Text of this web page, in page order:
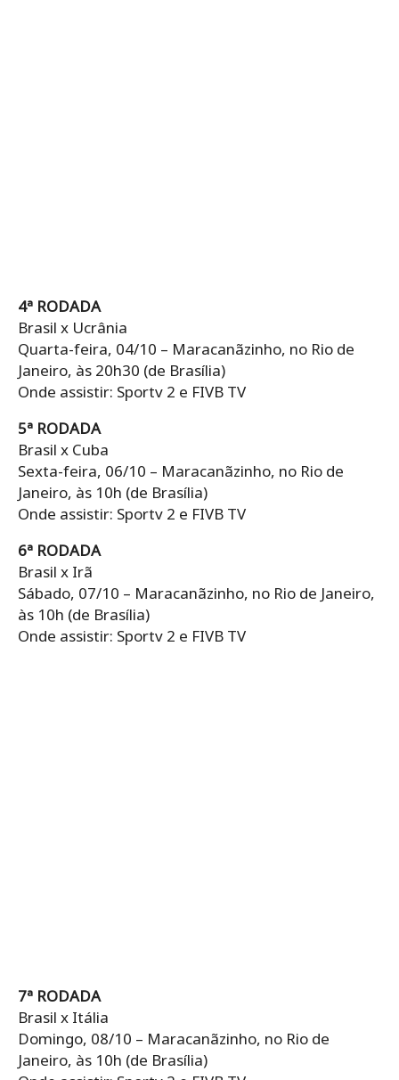
4ª RODADA
Brasil x Ucrânia
Quarta-feira, 04/10 – Maracanãzinho, no Rio de
Janeiro, às 20h30 (de Brasília)
Onde assistir: Sportv 2 e FIVB TV
5ª RODADA
Brasil x Cuba
Sexta-feira, 06/10 – Maracanãzinho, no Rio de
Janeiro, às 10h (de Brasília)
Onde assistir: Sportv 2 e FIVB TV
6ª RODADA
Brasil x Irã
Sábado, 07/10 – Maracanãzinho, no Rio de Janeiro,
às 10h (de Brasília)
Onde assistir: Sportv 2 e FIVB TV
7ª RODADA
Brasil x Itália
Domingo, 08/10 – Maracanãzinho, no Rio de
Janeiro, às 10h (de Brasília)